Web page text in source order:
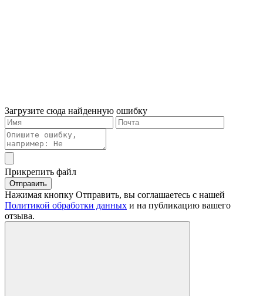
Загрузите сюда найденную ошибку
Прикрепить файл
Отправить
Нажимая кнопку Отправить, вы соглашаетесь с нашей
Политикой обработки данных и на публикацию вашего
отзыва.